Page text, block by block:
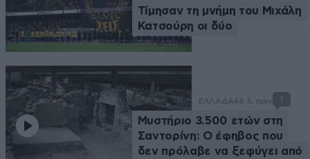
Τίμησαν τη μνήμη του Μιχάλη
Κατσούρη οι δύο
ΕΛΛΑΔΑ46 λ. πριν 1
Μυστήριο 3.500 ετών στη
Σαντορίνη: Ο έφηβος που
δεν πρόλαβε να ξεφύγει από